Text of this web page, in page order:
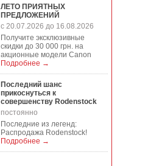
ЛЕТО ПРИЯТНЫХ
ПРЕДЛОЖЕНИЙ
с 20.07.2026 до 16.08.2026
Получите эксклюзивные
скидки до 30 000 грн. на
акционные модели Canon
Подробнее →
Последний шанс
прикоснуться к
совершенству Rodenstock
постоянно
Последние из легенд:
Распродажа Rodenstock!
Подробнее →